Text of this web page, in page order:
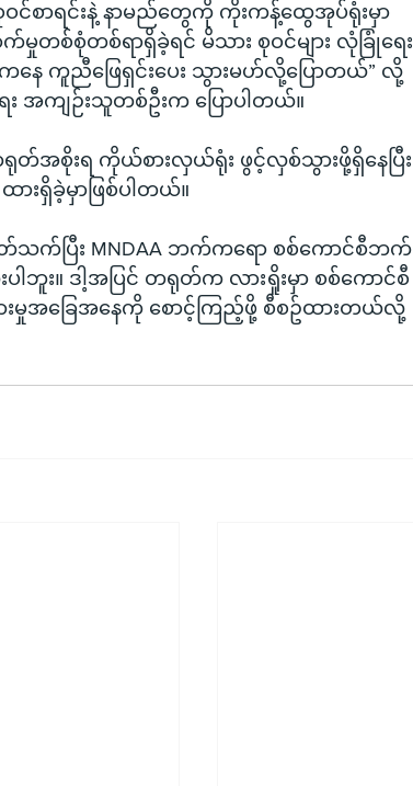
ဝင်စာရင်းနဲ့ နာမည်တွေကို ကိုးကန့်ထွေအုပ်ရုံးမှာ
ာက်မှုတစ်စုံတစ်ရာရှိခဲ့ရင် မိသား စုဝင်များ လုံခြုံရေး
ေ ကူညီဖြေရှင်းပေး သွားမဟ်လို့ပြောတယ်” လို့
အကျဉ်းသူတစ်ဦးက ပြောပါတယ်။
တ်အစိုးရ ကိုယ်စားလှယ်ရုံး ဖွင့်လှစ်သွားဖို့ရှိနေပြီး
းရှိခဲ့မှာဖြစ်ပါတယ်။
သက်ပြီး MNDAA ဘက်ကရော စစ်ကောင်စီဘက်
ဘူး။ ဒါ့အပြင် တရုတ်က လားရှိုးမှာ စစ်ကောင်စီ
းမှုအခြေအနေကို စောင့်ကြည့်ဖို့ စီစဥ်ထားတယ်လို့